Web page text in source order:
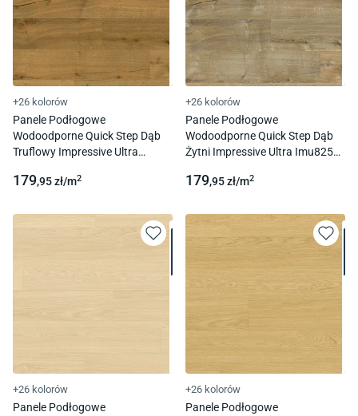
+26 kolorów
Panele Podłogowe
Wodoodporne Quick Step Dąb
Truflowy Impressive Ultra
Fuga
179,95zł/m2
+26 kolorów
Panele Podłogowe
Wodoodporne Quick Step Dąb
Żytni Impressive Ultra Imu8257
179,95zł/m2
+26 kolorów
Panele Podłogowe
+26 kolorów
Panele Podłogowe